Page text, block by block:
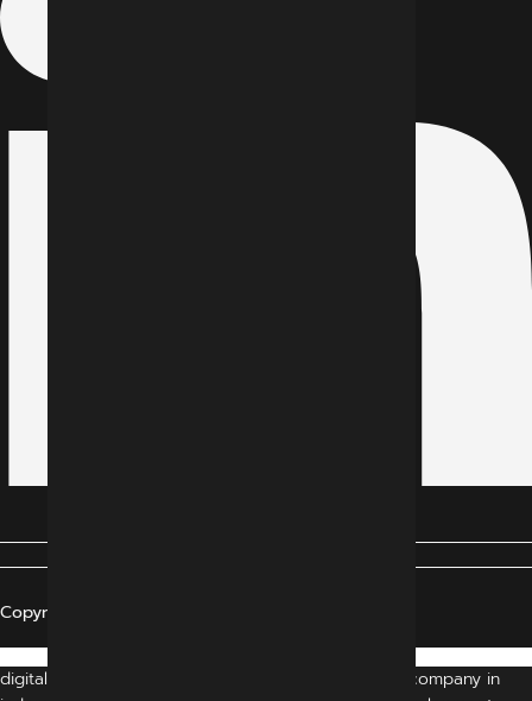
Copyright © 2024 All Rights Reserved
digital marketing agency indore | digital marketing company in